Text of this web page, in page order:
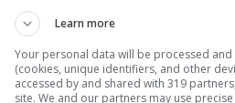
stare bene e di correre
Anon è da escludere a
in Serie A: su di
Learn more
Your personal data will be processed
(cookies, unique identifiers, and other
accessed by and shared with 319
site. We and our partners may use